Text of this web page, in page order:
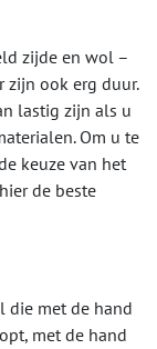
zijde en wol –
zijn ook erg duur.
lastig zijn als u
Om u te
keuze van het
de beste
die met de hand
met de hand